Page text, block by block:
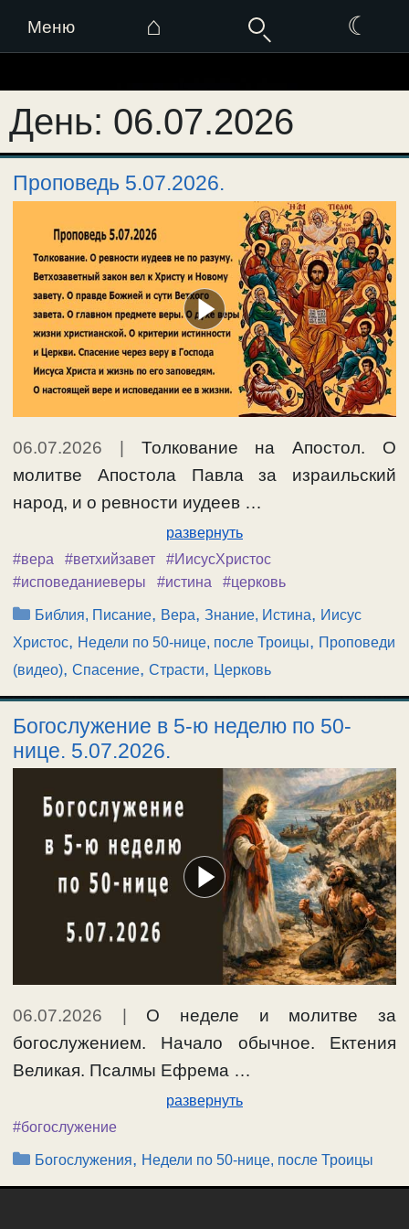
Меню ⌂ ☾
к
содержимому
День: 06.07.2026
Проповедь 5.07.2026.
06.07.2026 | Толкование на Апостол. О
молитве Апостола Павла за израильский
народ, и о ревности иудеев …
развернуть
#вера
#ветхийзавет
#ИисусХристос
#исповеданиеверы
#истина #церковь
Рубрики
Библия, Писание, Вера,Знание, Истина, Иисус
Христос, Недели по 50-нице, после Троицы, Проповеди
(видео), Спасение, Страсти, Церковь
Богослужение в 5-ю неделю по 50-
нице. 5.07.2026.
06.07.2026 | О неделе и молитве за
богослужением. Начало обычное. Ектения
Великая. Псалмы Ефрема …
развернуть
#богослужение
Рубрики
Богослужения, Недели по 50-нице, после Троицы